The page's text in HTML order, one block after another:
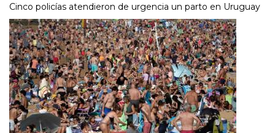
Cinco policías atendieron de urgencia un parto en Uruguay